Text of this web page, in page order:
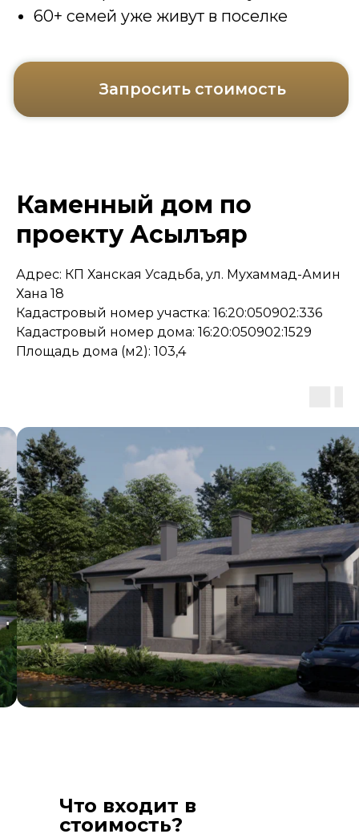
Каменный дом по
проекту Асылъяр
Адрес: КП Ханская Усадьба, ул. Мухаммад-Амин
Хана 18
Кадастровый номер участка: 16:20:050902:336
Кадастровый номер дома: 16:20:050902:1529
Площадь дома (м2): 103,4
Что входит в
стоимость?